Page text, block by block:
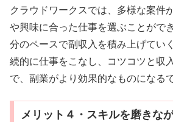
クラウドワークスでは、多様な案件
や興味に合った仕事を選ぶことがで
分のペースで副収入を積み上げてい
続的に仕事をこなし、コツコツと収
で、副業がより効果的なものになる
メリット４・スキルを磨きな